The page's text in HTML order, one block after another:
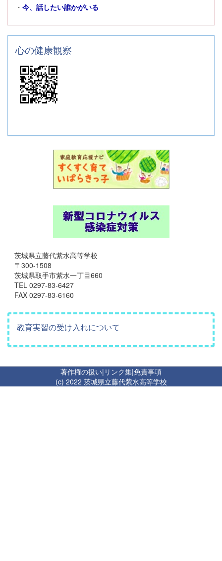
・ 今、話したい誰かがいる
心の健康観察
茨城県立藤代紫水高等学校
〒300-1508
茨城県取手市紫水一丁目660
TEL 0297-83-6427
FAX 0297-83-6160
教育実習の受け入れについて
著作権の扱い| リンク集|免責事項
(c) 2022 茨城県立藤代紫水高等学校